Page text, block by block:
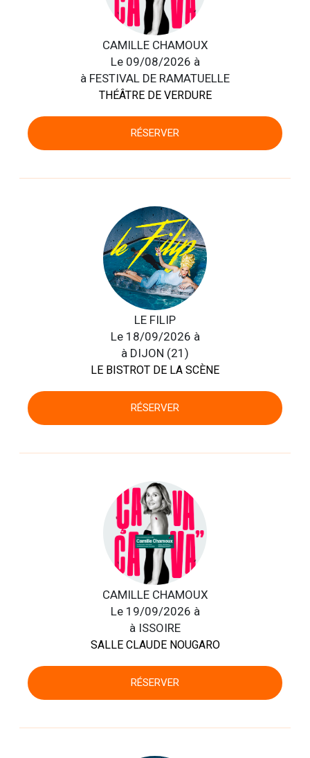
CAMILLE CHAMOUX
Le 09/08/2026 à
à FESTIVAL DE RAMATUELLE
THÉÂTRE DE VERDURE
RÉSERVER
LE FILIP
Le 18/09/2026 à
à DIJON (21)
LE BISTROT DE LA SCÈNE
RÉSERVER
CAMILLE CHAMOUX
Le 19/09/2026 à
à ISSOIRE
SALLE CLAUDE NOUGARO
RÉSERVER